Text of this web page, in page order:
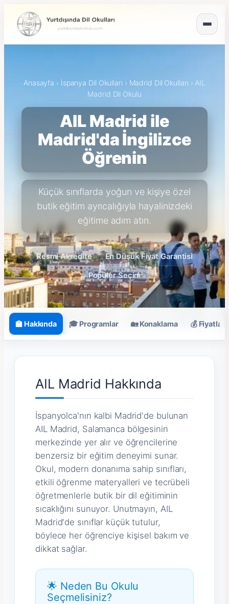
Anasayfa › İspanya Dil Okulları › Madrid Dil Okulları › AIL
Madrid Dil Okulu
AIL Madrid ile
Madrid'da İngilizce
Öğrenin
Küçük sınıflarda yoğun ve kişiye özel
butik eğitim ayrıcalığıyla hayalinizdeki
eğitime adım atın.
Resmi Akredite En Düşük Fiyat Garantisi
Popüler Seçim
🏫 Hakkında 🎓 Programlar 🏡 Konaklama 💰 Fiyatlar
AIL Madrid Hakkında
İspanyolca'nın kalbi Madrid'de bulunan
AIL Madrid, Salamanca bölgesinin
merkezinde yer alır ve öğrencilerine
benzersiz bir eğitim deneyimi sunar.
Okul, modern donanıma sahip sınıfları,
etkili öğrenme materyalleri ve tecrübeli
öğretmenlerle butik bir dil eğitiminin
sıcaklığını sunuyor. Unutmayın, AIL
Madrid'de sınıflar küçük tutulur,
böylece her öğrenciye kişisel bakım ve
dikkat sağlar.
🌟 Neden Bu Okulu
Seçmelisiniz?